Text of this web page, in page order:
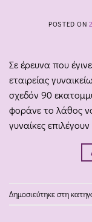
POSTED ON
Σε έρευνα που
εταιρείας
σχεδόν 90
φοράνε το λάθος
γυναίκες
Δημοσιεύτηκε στη